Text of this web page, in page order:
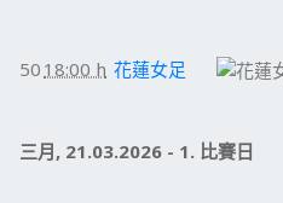
50 18:00 h 花蓮女足
三月, 21.03.2026 - 1. 比賽日